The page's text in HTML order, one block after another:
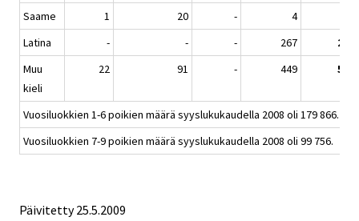
Saame
1 20 - 4
Latina
- - - 267
267
Muu
kieli
22 91 - 449 562
Vuosiluokkien 1-6 poikien määrä syyslukukaudella 2008 oli 179 866.
Vuosiluokkien 7-9 poikien määrä syyslukukaudella 2008 oli 99 756.
Päivitetty25.5.2009